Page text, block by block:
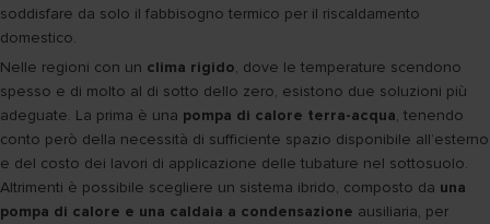
soddisfare da solo il fabbisogno termico per il riscaldamento
domestico.
Nelle regioni con un clima rigido, dove le temperature scendono
spesso e di molto al di sotto dello zero, esistono due soluzioni più
adeguate. La prima è una pompa di calore terra-acqua, tenendo
conto però della necessità di sufficiente spazio disponibile all’esterno
e del costo dei lavori di applicazione delle tubature nel sottosuolo.
Altrimenti è possibile scegliere un sistema ibrido, composto da una
pompa di calore e una caldaia a condensazione ausiliaria, per